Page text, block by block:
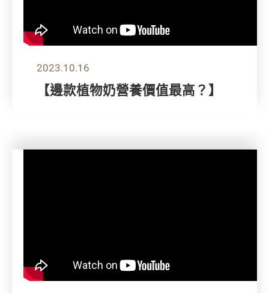
2023.10.16
【邊款植物奶營養價值最高？】